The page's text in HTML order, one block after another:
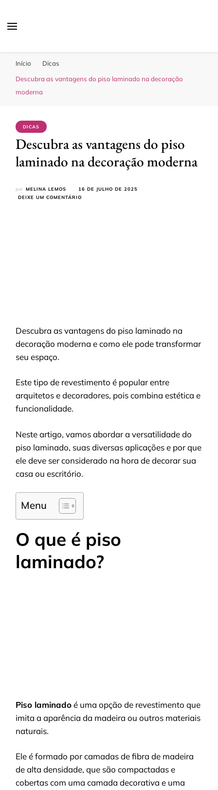
Início
Dicas
Descubra as vantagens do piso laminado na decoração
moderna
DICAS
Descubra as vantagens do piso
laminado na decoração moderna
por MELINA LEMOS
16 DE JULHO DE 2025
DEIXE UM COMENTÁRIO
Descubra as vantagens do piso laminado na
decoração moderna e como ele pode transformar
seu espaço.
Este tipo de revestimento é popular entre
arquitetos e decoradores, pois combina estética e
funcionalidade.
Neste artigo, vamos abordar a versatilidade do
piso laminado, suas diversas aplicações e por que
ele deve ser considerado na hora de decorar sua
casa ou escritório.
Menu
O que é piso
laminado?
Piso laminadoé uma opção de revestimento que
imita a aparência da madeira ou outros materiais
naturais.
Ele é formado por camadas de fibra de madeira
de alta densidade, que são compactadas e
cobertas com uma camada decorativa e uma